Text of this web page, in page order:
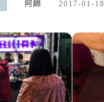
阿綿 2017-01-18